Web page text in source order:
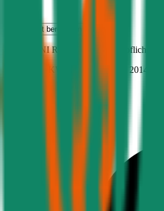
Haftpflichtberechnen
MINI R50/R52/R56, Haftpflicht
74.7 PS/55 KW, benzin, Baujahr 2014,